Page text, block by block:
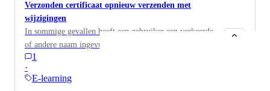
Verzonden certificaat opnieuw verzenden met
wijzigingen
In sommige gevallen heeft een gebruiker een verkeerde
of andere naam ingevuld. Als de gebruiker dan een
certificaat krijgt, wilt hij of zij de nieuwe naam
gebruiken. Op dit moment is dat niet mogelijk. Je kunt
niet het certificaat opnieuw versturen met de
1
·
E-learning